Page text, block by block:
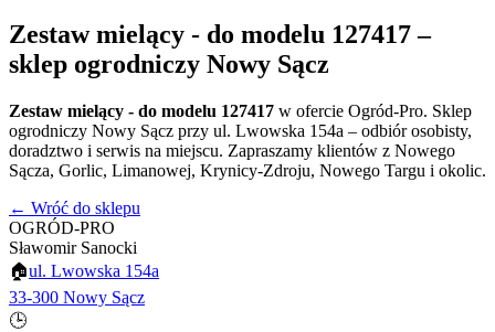
Zestaw mielący - do modelu 127417–
sklep ogrodniczy Nowy Sącz
Zestaw mielący - do modelu 127417 w ofercie Ogród-Pro. Sklep
ogrodniczy Nowy Sącz przy ul. Lwowska 154a – odbiór osobisty,
doradztwo i serwis na miejscu. Zapraszamy klientów z Nowego
Sącza, Gorlic, Limanowej, Krynicy-Zdroju, Nowego Targu i okolic.
← Wróć do sklepu
OGRÓD-PRO
Sławomir Sanocki
🏠ul. Lwowska 154a
33-300 Nowy Sącz
🕒